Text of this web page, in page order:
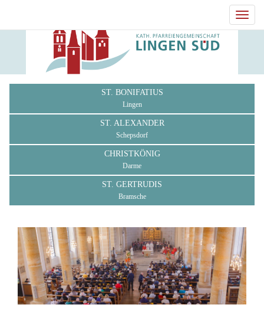
ST. BONIFATIUS
Lingen
ST. ALEXANDER
Schepsdorf
CHRISTKÖNIG
Darme
ST. GERTRUDIS
Bramsche